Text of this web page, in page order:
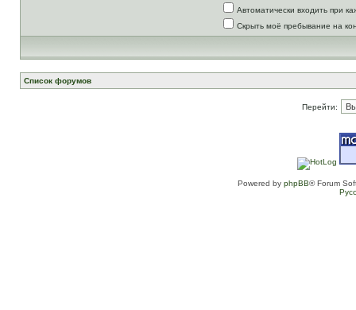
Автоматически входить при
Скрыть моё пребывание на
Список форумов
Перейти:
Powered by phpBB® Forum